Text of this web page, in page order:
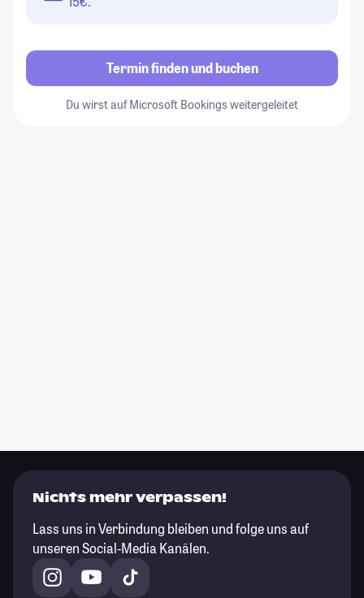
Termin finden und buchen
Du wirst auf Microsoft Bookings weitergeleitet
Nichts mehr verpassen!
Lass uns in Verbindung bleiben und folge uns auf
unseren Social-Media Kanälen.